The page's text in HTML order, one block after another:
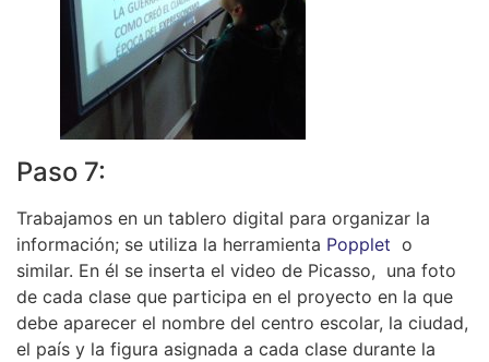
Paso 7:
Trabajamos en un tablero digital para organizar la
información; se utiliza la herramienta Popplet o
similar. En él se inserta el video de Picasso, una foto
de cada clase que participa en el proyecto en la que
debe aparecer el nombre del centro escolar, la ciudad,
el país y la figura asignada a cada clase durante la